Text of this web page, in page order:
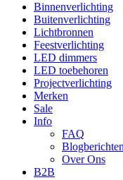
Binnenverlichting
Buitenverlichting
Lichtbronnen
Feestverlichting
LED dimmers
LED toebehoren
Projectverlichting
Merken
Sale
Info
FAQ
Blogberichten
Over Ons
B2B